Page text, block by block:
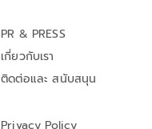
PR & PRESS
เกี่ยวกับเรา
ติดต่อและ สนับสนุน
Privacy Policy